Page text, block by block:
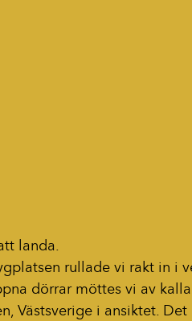
landa.
rullade vi rakt in i
dörrar möttes vi av
Västsverige i ansiktet.